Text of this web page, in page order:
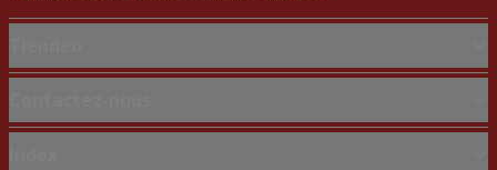
Solutions professionnelles